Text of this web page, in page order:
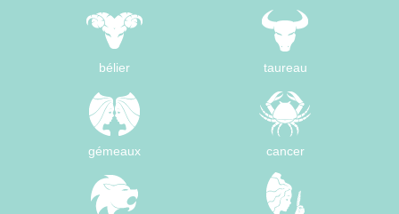
bélier taureau
gémeaux cancer